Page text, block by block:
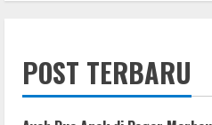
POST TERBARU